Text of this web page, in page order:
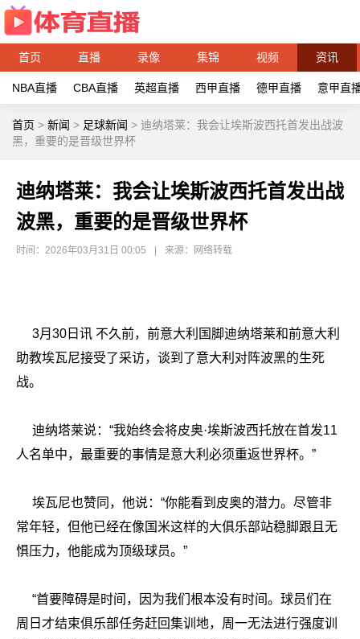
首页 直播 录像 集锦 视频 资讯
NBA直播 CBA直播 英超直播 西甲直播 德甲直播 意甲直
首页 > 新闻 > 足球新闻 > 迪纳塔莱：我会让埃斯波西托首发出战波
黑，重要的是晋级世界杯
迪纳塔莱：我会让埃斯波西托首发出战
波黑，重要的是晋级世界杯
时间：2026年03月31日 00:05 来源：网络转载
3月30日讯 不久前，前意大利国脚迪纳塔莱和前意大利
助教埃瓦尼接受了采访，谈到了意大利对阵波黑的生死
战。
迪纳塔莱说：“我始终会将皮奥·埃斯波西托放在首发11
人名单中，最重要的事情是意大利必须重返世界杯。”
埃瓦尼也赞同，他说：“你能看到皮奥的潜力。尽管非
常年轻，但他已经在像国米这样的大俱乐部站稳脚跟且无
惧压力，他能成为顶级球员。”
“首要障碍是时间，因为我们根本没有时间。球员们在
周日才结束俱乐部任务赶回集训地，周一无法进行强度训